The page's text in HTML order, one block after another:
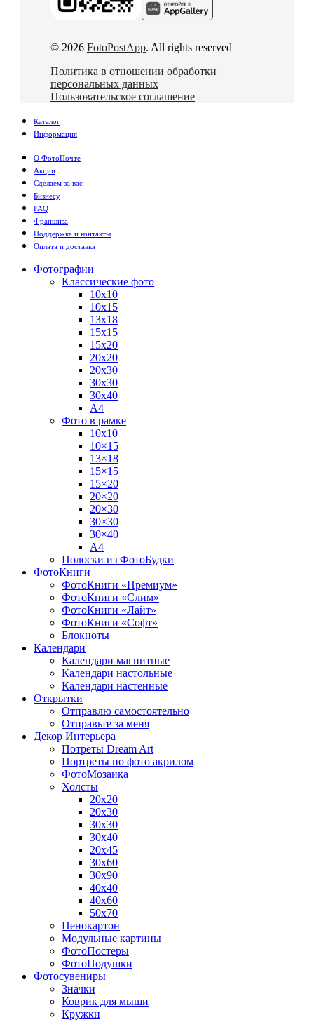
© 2026 FotoPostApp. All rights reserved
Политика в отношении обработки
персональных данных
Пользовательское соглашение
Каталог
Информация
О ФотоПочте
Акции
Сделаем за вас
Бизнесу
FAQ
Франшиза
Поддержка и контакты
Оплата и доставка
Фотографии
Классические фото
10х10
10х15
13х18
15х15
15х20
20х20
20х30
30х30
30х40
А4
Фото в рамке
10х10
10×15
13×18
15×15
15×20
20×20
20×30
30×30
30×40
A4
Полоски из ФотоБудки
ФотоКниги
ФотоКниги «Премиум»
ФотоКниги «Слим»
ФотоКниги «Лайт»
ФотоКниги «Софт»
Блокноты
Календари
Календари магнитные
Календари настольные
Календари настенные
Открытки
Отправлю самостоятельно
Отправьте за меня
Декор Интерьера
Потреты Dream Art
Портреты по фото акрилом
ФотоМозаика
Холсты
20х20
20х30
30х30
30х40
20х45
30х60
30х90
40х40
40х60
50х70
Пенокартон
Модульные картины
ФотоПостеры
ФотоПодушки
Фотоcувениры
Значки
Коврик для мыши
Кружки